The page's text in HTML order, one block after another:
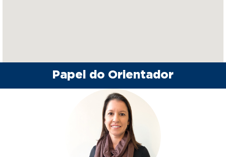
Papel do Orientador